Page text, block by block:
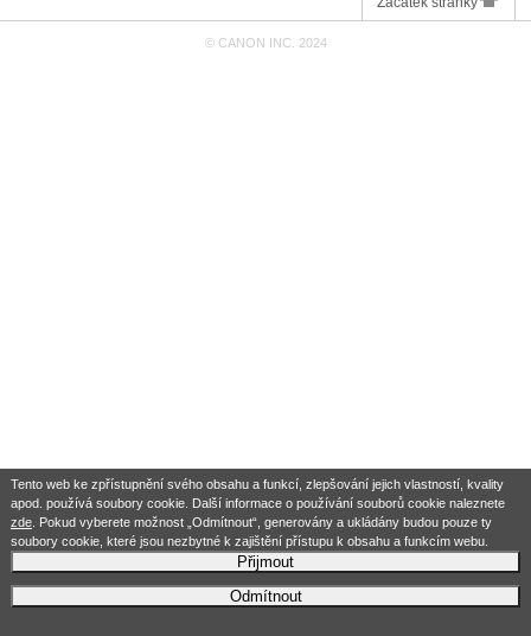
Tento web ke zpřístupnění svého obsahu a funkcí, zlepšování jejich vlastností, kvality
apod. používá soubory cookie. Další informace o používání souborů cookie naleznete
zde. Pokud vyberete možnost „Odmítnout“, generovány a ukládány budou pouze ty
soubory cookie, které jsou nezbytné k zajištění přístupu k obsahu a funkcím webu.
Přijmout
Odmítnout
© CANON INC. 2024